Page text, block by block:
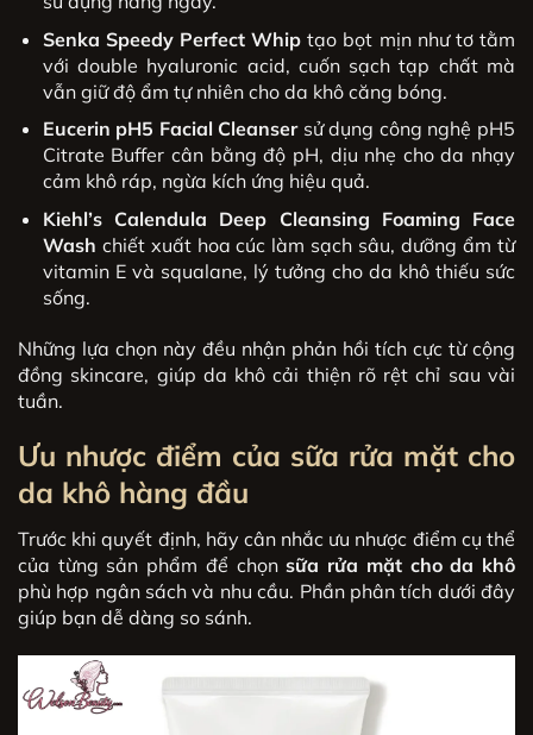
Senka Speedy Perfect Whip tạo bọt mịn như tơ tằm
với double hyaluronic acid, cuốn sạch tạp chất mà
vẫn giữ độ ẩm tự nhiên cho da khô căng bóng.
Eucerin pH5 Facial Cleansersử dụng công nghệ pH5
Citrate Buffer cân bằng độ pH, dịu nhẹ cho da nhạy
cảm khô ráp, ngừa kích ứng hiệu quả.
Kiehl’s Calendula Deep Cleansing Foaming Face
Wash chiết xuất hoa cúc làm sạch sâu, dưỡng ẩm từ
vitamin E và squalane, lý tưởng cho da khô thiếu sức
sống.
Những lựa chọn này đều nhận phản hồi tích cực từ cộng
đồng skincare, giúp da khô cải thiện rõ rệt chỉ sau vài
tuần.
Ưu nhược điểm của sữa rửa mặt cho
da khô hàng đầu
Trước khi quyết định, hãy cân nhắc ưu nhược điểm cụ thể
của từng sản phẩm để chọnsữa rửa mặt cho da khô
phù hợp ngân sách và nhu cầu. Phần phân tích dưới đây
giúp bạn dễ dàng so sánh.